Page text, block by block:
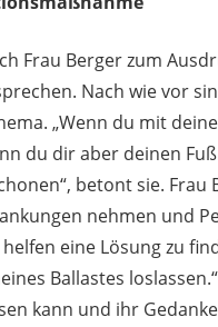
Frau Berger zum
Nach wie vor
„Wenn du mit
du dir aber deinen
betont sie.
nehmen und
eine Lösung zu
Ballastes
kann und ihr